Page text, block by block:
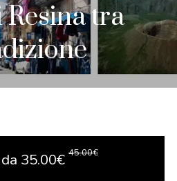
tra
35.00€ 45.00€